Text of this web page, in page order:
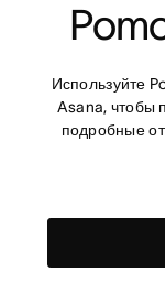
Используйте
Asana, чтобы
подробные